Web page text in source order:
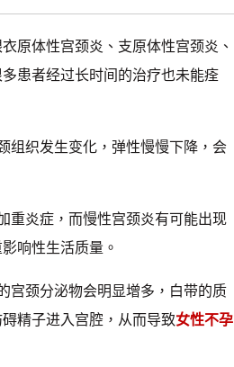
体性宫颈炎、支原体性宫颈炎、
患者经过长时间的治疗也未能痊
织发生变化，弹性慢慢下降，会
炎症，而慢性宫颈炎有可能出现
响性生活质量。
颈分泌物会明显增多，白带的质
精子进入宫腔，从而导致女性不孕